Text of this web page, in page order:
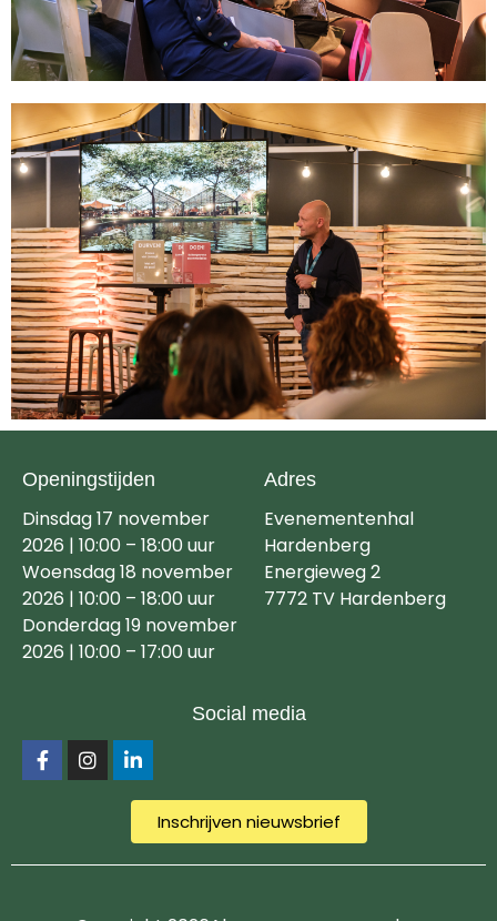
Openingstijden
Dinsdag 17 november
2026 | 10:00 – 18:00 uur
Woensdag 18 november
2026 | 10:00 – 18:00 uur
Donderdag 19 november
2026 | 10:00 – 17:00 uur
Adres
Evenementenhal
Hardenberg
Energieweg 2
7772 TV Hardenberg
Social media
Inschrijven nieuwsbrief